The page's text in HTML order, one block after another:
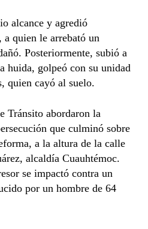
alcance y agredió
quien le arrebató un
Posteriormente, subió a
huida, golpeó con su unidad
quien cayó al suelo.
Tránsito abordaron la
que culminó sobre
a la altura de la calle
alcaldía Cuauhtémoc.
se impactó contra un
por un hombre de 64